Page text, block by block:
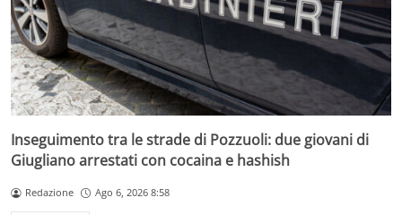
Inseguimento tra le strade di Pozzuoli: due giovani di
Giugliano arrestati con cocaina e hashish
Redazione Ago 6, 2026 8:58